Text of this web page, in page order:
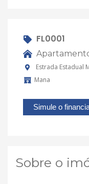
FL0001
Estrada Estadual
Mana
Simule o
Sobre o